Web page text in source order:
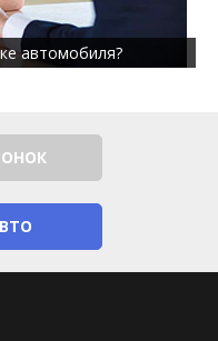
автомобиля?